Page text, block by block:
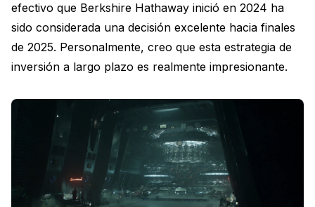
efectivo que Berkshire Hathaway inició en 2024 ha
sido considerada una decisión excelente hacia finales
de 2025. Personalmente, creo que esta estrategia de
inversión a largo plazo es realmente impresionante.